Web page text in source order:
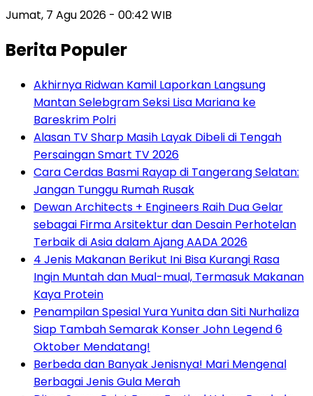
Jumat, 7 Agu 2026 - 00:42 WIB
Berita Populer
Akhirnya Ridwan Kamil Laporkan Langsung
Mantan Selebgram Seksi Lisa Mariana ke
Bareskrim Polri
Alasan TV Sharp Masih Layak Dibeli di Tengah
Persaingan Smart TV 2026
Cara Cerdas Basmi Rayap di Tangerang Selatan:
Jangan Tunggu Rumah Rusak
Dewan Architects + Engineers Raih Dua Gelar
sebagai Firma Arsitektur dan Desain Perhotelan
Terbaik di Asia dalam Ajang AADA 2026
4 Jenis Makanan Berikut Ini Bisa Kurangi Rasa
Ingin Muntah dan Mual-mual, Termasuk Makanan
Kaya Protein
Penampilan Spesial Yura Yunita dan Siti Nurhaliza
Siap Tambah Semarak Konser John Legend 6
Oktober Mendatang!
Berbeda dan Banyak Jenisnya! Mari Mengenal
Berbagai Jenis Gula Merah